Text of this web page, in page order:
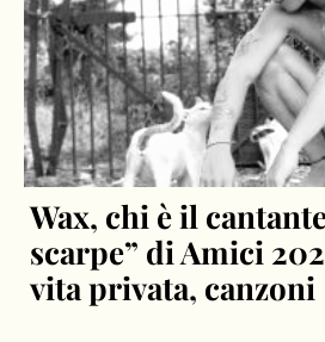
Wax, chi è il
scarpe” di Amici
vita privata, canzoni